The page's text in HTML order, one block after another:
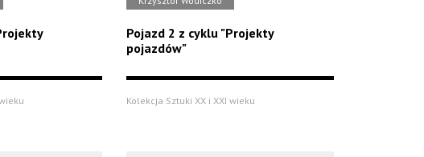
Pojazd 2 z cyklu "Projekty
pojazdów"
Kolekcja Sztuki XX i XXI wieku